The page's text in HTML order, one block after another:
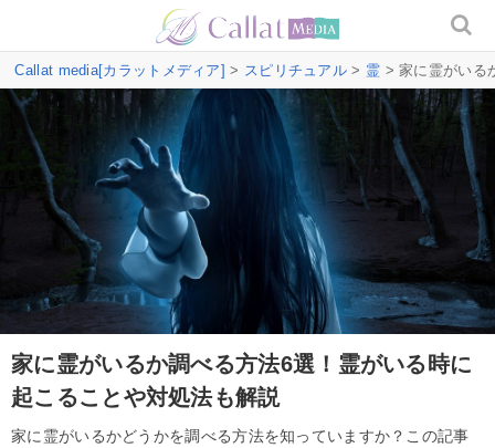
Callat media[カラットメディア] > スピリチュアル > 霊 > 家に霊がいる
家に霊がいるか調べる方法6選！霊がいる時に
起こることや対処法も解説
家に霊がいるかどうかを調べる方法を知っていますか？この記事